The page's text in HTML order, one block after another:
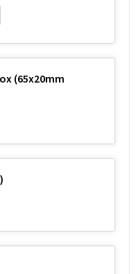
(65x20mm